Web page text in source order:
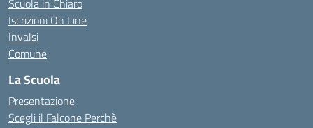
Iscrizioni On Line
Invalsi
Comune
La Scuola
Presentazione
Scegli il Falcone Perchè